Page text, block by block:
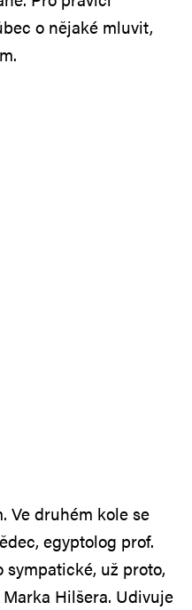
o nějaké mluvit,
Ve druhém kole se
egyptolog prof.
sympatické, už proto,
Hilšera. Udivuje